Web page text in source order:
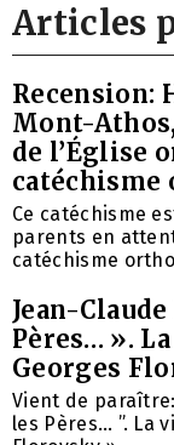
Articles
Recension:
Mont-
de l’Église
catéchisme
Ce catéchisme
parents en
catéchisme
Jean-
Pères… ».
Georges
Vient de
les Pères… ”. La